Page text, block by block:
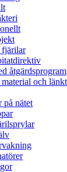
fjärilar
åtgärdsprogram
och
på nätet